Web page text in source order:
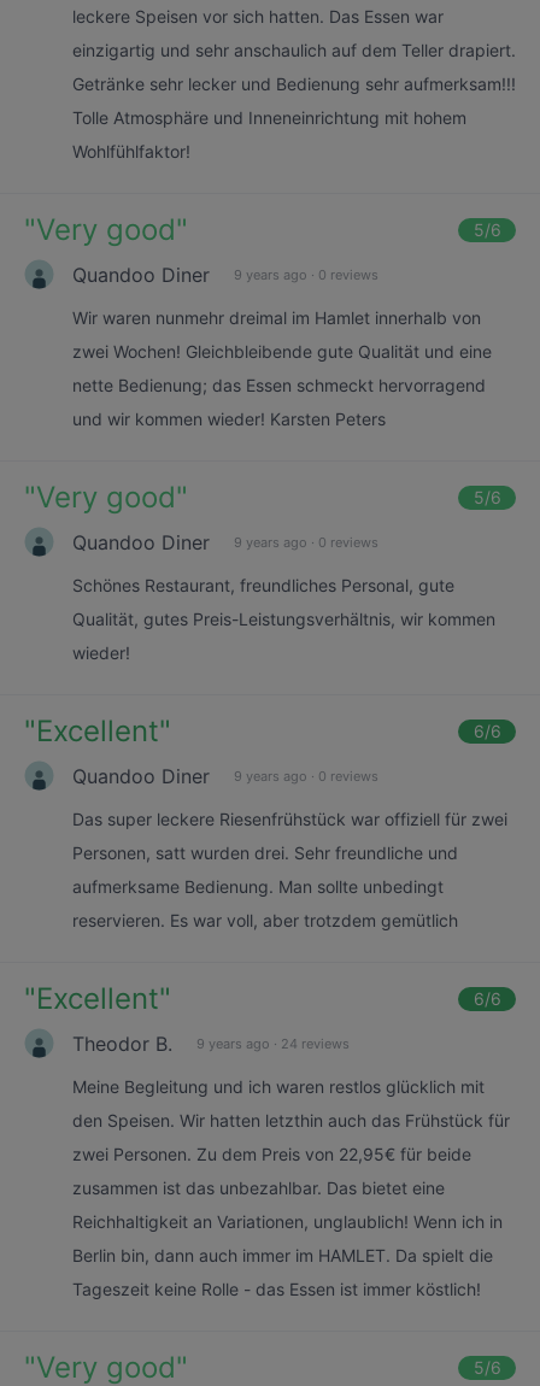
leckere Speisen vor sich hatten. Das Essen war
einzigartig und sehr anschaulich auf dem Teller drapiert.
Getränke sehr lecker und Bedienung sehr aufmerksam!!!
Tolle Atmosphäre und Inneneinrichtung mit hohem
Wohlfühlfaktor!
"Very good" 5/6
Quandoo Diner 9 years ago · 0 reviews
Wir waren nunmehr dreimal im Hamlet innerhalb von
zwei Wochen! Gleichbleibende gute Qualität und eine
nette Bedienung; das Essen schmeckt hervorragend
und wir kommen wieder! Karsten Peters
"Very good" 5/6
Quandoo Diner 9 years ago · 0 reviews
Schönes Restaurant, freundliches Personal, gute
Qualität, gutes Preis-Leistungsverhältnis, wir kommen
wieder!
"Excellent" 6/6
Quandoo Diner 9 years ago · 0 reviews
Das super leckere Riesenfrühstück war offiziell für zwei
Personen, satt wurden drei. Sehr freundliche und
aufmerksame Bedienung. Man sollte unbedingt
reservieren. Es war voll, aber trotzdem gemütlich
"Excellent" 6/6
Theodor B. 9 years ago · 24 reviews
Meine Begleitung und ich waren restlos glücklich mit
den Speisen. Wir hatten letzthin auch das Frühstück für
zwei Personen. Zu dem Preis von 22,95€ für beide
zusammen ist das unbezahlbar. Das bietet eine
Reichhaltigkeit an Variationen, unglaublich! Wenn ich in
Berlin bin, dann auch immer im HAMLET. Da spielt die
Tageszeit keine Rolle - das Essen ist immer köstlich!
"Very good" 5/6